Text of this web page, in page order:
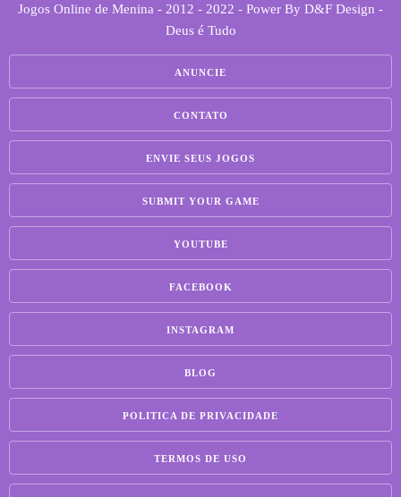
Jogos Online de Menina - 2012 - 2022 - Power By D&F Design -
Deus é Tudo
ANUNCIE
CONTATO
ENVIE SEUS JOGOS
SUBMIT YOUR GAME
YOUTUBE
FACEBOOK
INSTAGRAM
BLOG
POLITICA DE PRIVACIDADE
TERMOS DE USO